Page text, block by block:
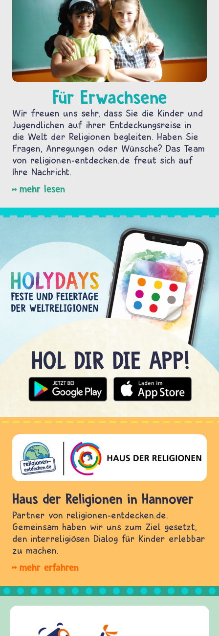
Für Erwachsene
Wir freuen uns sehr, dass Sie die Kinder und
Jugendlichen auf ihrer Entdeckungsreise in
die Welt der Religionen begleiten. Haben Sie
Fragen, Anregungen oder Wünsche? Das Team
von religionen-entdecken.de freut sich auf
Ihre Nachricht.
mehr lesen
Haus der Religionen in Hannover
Partner von religionen-entdecken.de.
Gemeinsam haben wir uns zum Ziel gesetzt,
den interreligiösen Dialog für Kinder erlebbar
zu machen.
mehr erfahren